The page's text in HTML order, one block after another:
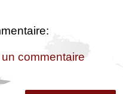
commentaire